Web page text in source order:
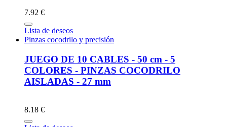
7.92 €
Lista de deseos
Pinzas cocodrilo y precisión
JUEGO DE 10 CABLES - 50 cm - 5
COLORES - PINZAS COCODRILO
AISLADAS - 27 mm
8.18 €